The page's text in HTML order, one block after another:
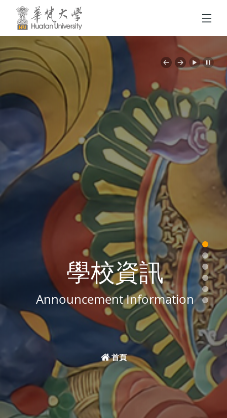
跳到頁面主要內容區
Previous
Next
學校資訊
Announcement Information
首頁